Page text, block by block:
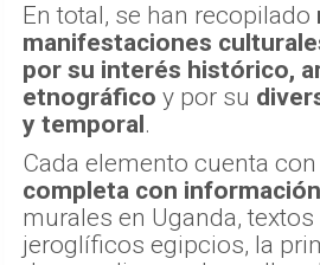
En total, se han recopilado
manifestaciones
por su interés histórico,
etnográfico y por su
y temporal.
Cada elemento cuenta
completa con
murales en Uganda,
jeroglíficos egipcios, la